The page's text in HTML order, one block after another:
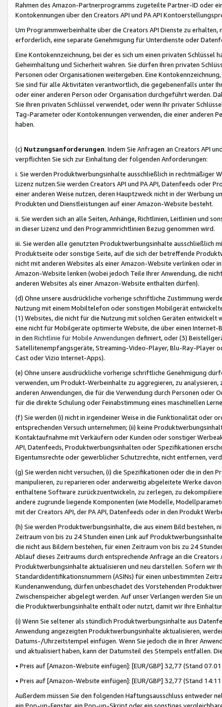
Rahmen des Amazon-Partnerprogramms zugeteilte Partner-ID oder
Kontokennungen über den Creators API und PA API
Um Programmwerbeinhalte über die Creators API Dienste zu
erforderlich, eine separate Genehmigung für Unterdienste oder
Eine Kontokennzeichnung, bei der es sich um einen privaten
Geheimhaltung und Sicherheit wahren. Sie dürfen Ihren privaten
Personen oder Organisationen weitergeben. Eine
Sie sind für alle Aktivitäten verantwortlich, die gegebenenfalls unter
oder einer anderen Person oder Organisation durchgeführt werden.
Sie Ihren privaten Schlüssel verwendet, oder wenn Ihr privater
Tag-Parameter oder Kontokennungen verwenden, die einer anderen
haben.
(c) Nutzungsanforderungen. Indem Sie Anfragen an Creators API
verpflichten Sie sich zur Einhaltung der folgenden Anforderungen:
i. Sie werden Produktwerbungsinhalte ausschließlich in rechtmäßiger
Lizenz nutzen.Sie werden Creators API und PA API, Datenfeeds oder
einer anderen Weise nutzen, deren Hauptzweck nicht in der Werbung
Produkten und Dienstleistungen auf einer Amazon-Website besteht.
ii. Sie werden sich an alle Seiten, Anhänge, Richtlinien, Leitlinien und
in dieser Lizenz und den Programmrichtlinien Bezug genommen wird.
iii. Sie werden alle genutzten Produktwerbungsinhalte ausschließlich
Produktseite oder sonstige Seite, auf die sich der betreffende
nicht mit anderen Websites als einer Amazon-Website verlinken oder
Amazon-Website lenken (wobei jedoch Teile Ihrer Anwendung, die
anderen Websites als einer Amazon-Website enthalten dürfen).
(d) Ohne unsere ausdrückliche vorherige schriftliche Zustimmung
Nutzung mit einem Mobiltelefon oder sonstigen Mobilgerät
(1) Websites, die nicht für die Nutzung mit solchen Geräten
eine nicht für Mobilgeräte optimierte Website, die über einen
in den Richtlinie für Mobile Anwendungen definiert, oder (3)
Satellitenempfangsgeräte, Streaming-Video-Player, Blu-Ray-Player
Cast oder Vizio Internet-Apps).
(e) Ohne unsere ausdrückliche vorherige schriftliche Genehmigung
verwenden, um Produkt-Werbeinhalte zu aggregieren, zu
anderen Anwendungen, die für die Verwendung durch Personen
für die direkte Schulung oder Feinabstimmung eines maschinellen
(f) Sie werden (i) nicht in irgendeiner Weise in die Funktionalität oder
entsprechenden Versuch unternehmen; (ii) keine
Kontaktaufnahme mit Verkäufern oder Kunden oder sonstiger
API, Datenfeeds, Produktwerbungsinhalten oder Spezifikationen
Eigentumsrechte oder gewerblicher Schutzrechte, nicht entfernen,
(g) Sie werden nicht versuchen, (i) die Spezifikationen oder die in
manipulieren, zu reparieren oder anderweitig abgeleitete Werke
enthaltene Software zurückzuentwickeln, zu zerlegen, zu
andere zugrunde liegende Komponenten (wie Modelle,
mit der Creators API, der PA API, Datenfeeds oder in den Produkt
(h) Sie werden Produktwerbungsinhalte, die aus einem Bild bestehen,
Zeitraum von bis zu 24 Stunden einen Link auf
die nicht aus Bildern bestehen, für einen Zeitraum von bis zu 24
Ablauf dieses Zeitraums durch entsprechende Anfrage an die
Produktwerbungsinhalte aktualisieren und neu darstellen. Sofern wir
Standardidentifikationsnummern (ASINs) für einen unbestimmten
Kundenanwendung, dürfen unbeschadet des Vorstehenden
Zwischenspeicher abgelegt werden. Auf unser Verlangen werden Sie
die Produktwerbungsinhalte enthält oder nutzt, damit wir Ihre
(i) Wenn Sie seltener als stündlich Produktwerbungsinhalte aus
Anwendung angezeigten Produktwerbungsinhalte aktualisieren,
Datums-/Uhrzeitstempel einfügen. Wenn Sie jedoch die in Ihrer
und aktualisiert haben, kann der Datumsteil des Stempels entfallen.
• Preis auf [Amazon-Website einfügen]: [EUR/GBP] 32,77 (Stand
• Preis auf [Amazon-Website einfügen]: [EUR/GBP] 32,77 (Stand
Außerdem müssen Sie den folgenden Haftungsausschluss entweder
ein Pop-up-Fenster, ein Pop-up-Skript oder ein sonstiges